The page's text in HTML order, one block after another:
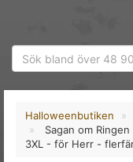
Halloweenbutiken
Sagan om
3XL - för Herr -